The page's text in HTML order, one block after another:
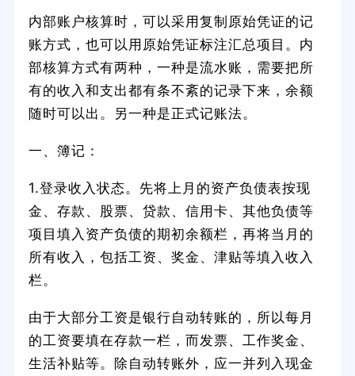
内部账户核算时，可以采用复制原始凭证的记
账方式，也可以用原始凭证标注汇总项目。内
部核算方式有两种，一种是流水账，需要把所
有的收入和支出都有条不紊的记录下来，余额
随时可以出。另一种是正式记账法。
一、簿记：
1.登录收入状态。先将上月的资产负债表按现
金、存款、股票、贷款、信用卡、其他负债等
项目填入资产负债的期初余额栏，再将当月的
所有收入，包括工资、奖金、津贴等填入收入
栏。
由于大部分工资是银行自动转账的，所以每月
的工资要填在存款一栏，而发票、工作奖金、
生活补贴等。除自动转账外，应一并列入现金